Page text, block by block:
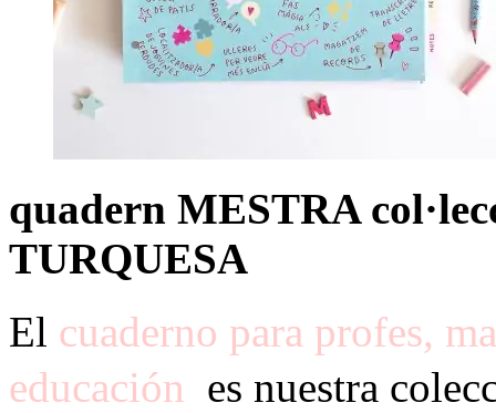
quadern MESTRA
TURQUESA
El cuaderno para profes,
educación es nuestra